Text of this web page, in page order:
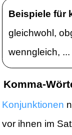
Beispiele für
gleichwohl,
wenngleich, ...
Komma-
Konjunktionen
vor ihnen im